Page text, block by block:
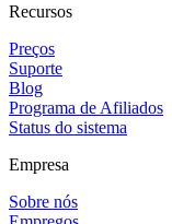
Recursos
Preços
Suporte
Blog
Programa de Afiliados
Status do sistema
Empresa
Sobre nós